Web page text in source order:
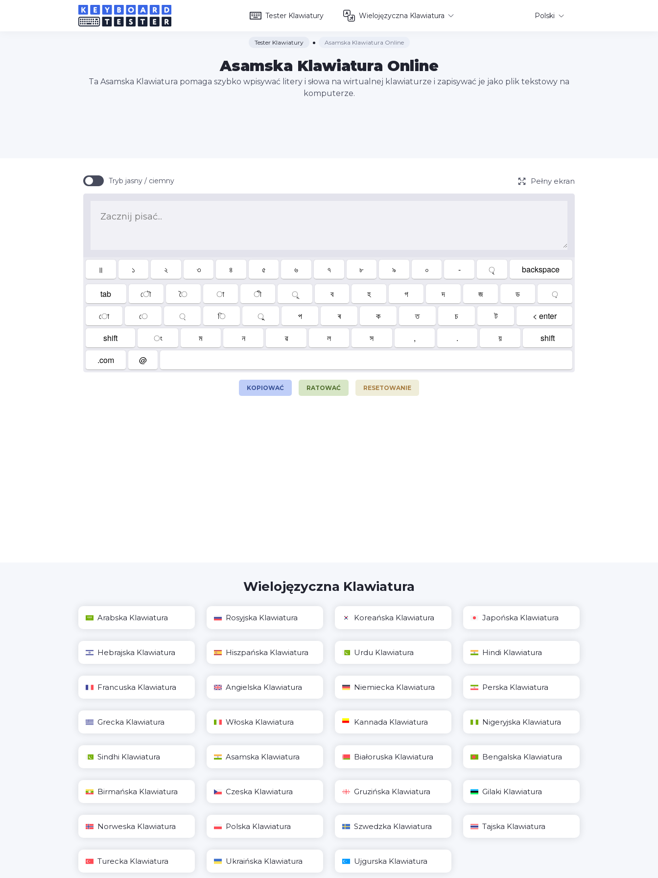
Tester Klawiatury Wielojęzyczna Klawiatura Polski
Tester Klawiatury Asamska Klawiatura Online
Asamska Klawiatura Online
Ta Asamska Klawiatura pomaga szybko wpisywać litery i słowa na wirtualnej klawiaturze i zapisywać je jako plik tekstowy na
komputerze.
Tryb jasny / ciemny Pełny ekran
॥ ১ ২ ৩ ৪ ৫ ৬ ৭ ৮ ৯ ০ - ৃ backspace
tab ৌ ৈ া ী ূ ব হ গ দ জ ড
়
ো
ে ্ ি ু প ৰ ক ত চ ট
< enter
shift
ং ম ন ৱ ল স , . য়
shift
.com
@
KOPIOWAĆ RATOWAĆ RESETOWANIE
Wielojęzyczna Klawiatura
Arabska Klawiatura Rosyjska Klawiatura Koreańska Klawiatura Japońska Klawiatura
Hebrajska Klawiatura Hiszpańska Klawiatura Urdu Klawiatura Hindi Klawiatura
Francuska Klawiatura Angielska Klawiatura Niemiecka Klawiatura Perska Klawiatura
Grecka Klawiatura Włoska Klawiatura Kannada Klawiatura Nigeryjska Klawiatura
Sindhi Klawiatura Asamska Klawiatura Białoruska Klawiatura Bengalska Klawiatura
Birmańska Klawiatura Czeska Klawiatura Gruzińska Klawiatura Gilaki Klawiatura
Norweska Klawiatura Polska Klawiatura Szwedzka Klawiatura Tajska Klawiatura
Turecka Klawiatura Ukraińska Klawiatura Ujgurska Klawiatura